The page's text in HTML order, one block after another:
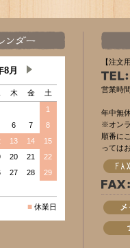
8月
木 金
土
1
6 7
8
13 14
15
20 21
22
27 28
29
■ 休業日
【注文
営業時
土日
年中無
※オン
順番に
っては